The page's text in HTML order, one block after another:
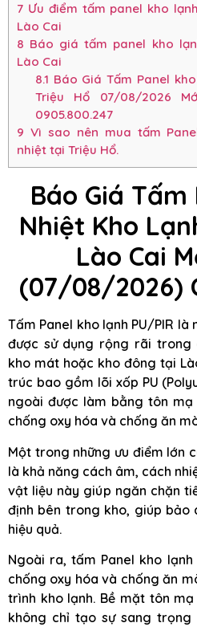
7 Ưu điểm tấm panel kho
Lào Cai
8 Báo giá tấm panel kho
Lào Cai
8.1 Báo Giá Tấm Panel
Triệu Hổ 07/08/2026
0905.800.247
9 Vì sao nên mua tấm
nhiệt tại Triệu Hổ.
Báo Giá Tấm
Nhiệt Kho
Lào Cai
(07/08/2026)
Tấm Panel kho lạnh PU/PIR
được sử dụng rộng rãi trong
kho mát hoặc kho đông tại
trúc bao gồm lõi xốp PU
ngoài được làm bằng tôn
chống oxy hóa và chống ăn
Một trong những ưu điểm lớn
là khả năng cách âm, cách
vật liệu này giúp ngăn chặn
định bên trong kho, giúp bảo
hiệu quả.
Ngoài ra, tấm Panel kho
chống oxy hóa và chống ăn
trình kho lạnh. Bề mặt tôn
không chỉ tạo sự sang